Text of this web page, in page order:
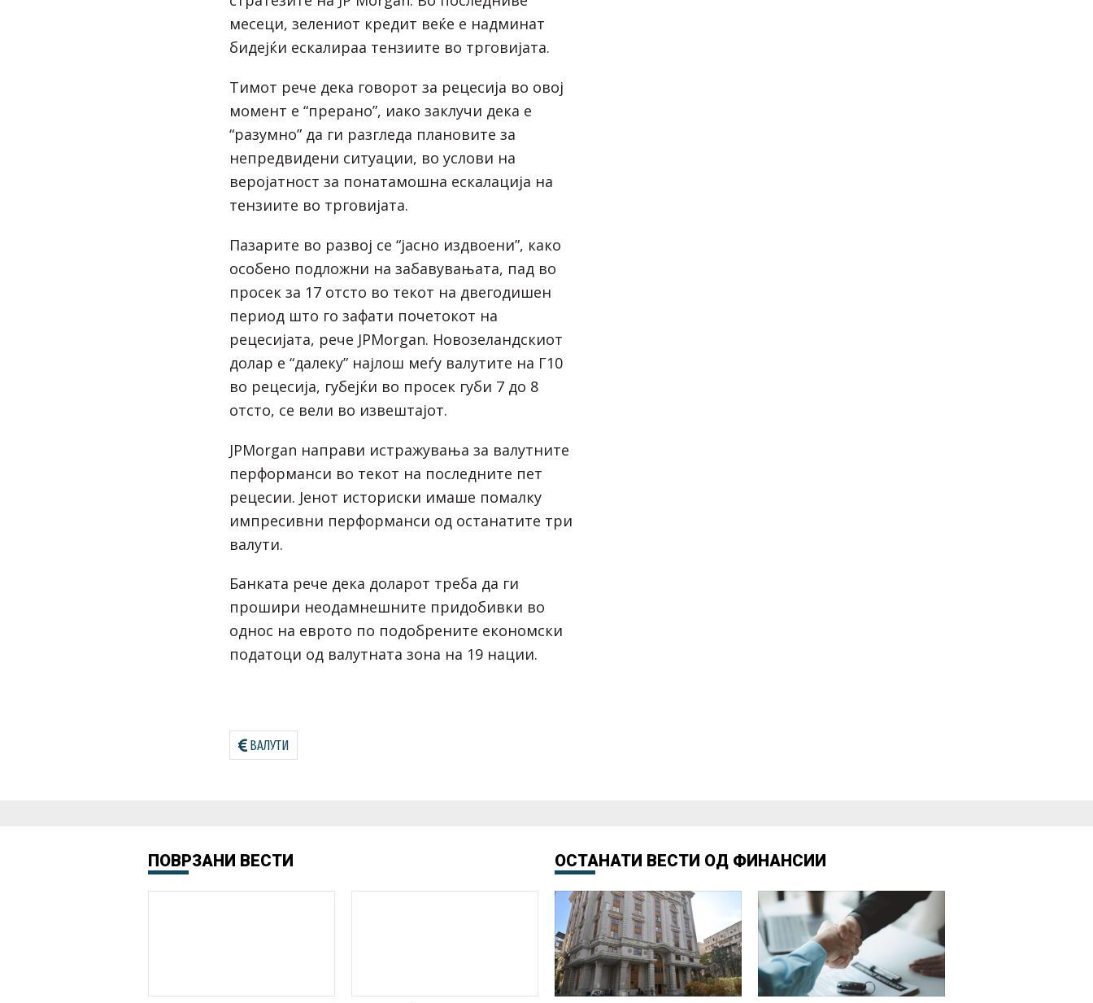
месеци, зелениот кредит веќе е надминат
бидејќи ескалираа тензиите во трговијата.
Тимот рече дека говорот за рецесија во овој
момент е “прерано”, иако заклучи дека е
“разумно” да ги разгледа плановите за
непредвидени ситуации, во услови на
веројатност за понатамошна ескалација на
тензиите во трговијата.
Пазарите во развој се “јасно издвоени”, како
особено подложни на забавувањата, пад во
просек за 17 отсто во текот на двегодишен
период што го зафати почетокот на
рецесијата, рече JPMorgan. Новозеландскиот
долар е “далеку” најлош меѓу валутите на Г10
во рецесија, губејќи во просек губи 7 до 8
отсто, се вели во извештајот.
JPMorgan направи истражувања за валутните
перформанси во текот на последните пет
рецесии. Јенот историски имаше помалку
импресивни перформанси од останатите три
валути.
Банката рече дека доларот треба да ги
прошири неодамнешните придобивки во
однос на еврото по подобрените економски
податоци од валутната зона на 19 нации.
ВАЛУТИ
ПОВРЗАНИ ВЕСТИ ОСТАНАТИ ВЕСТИ ОД ФИНАНСИИ